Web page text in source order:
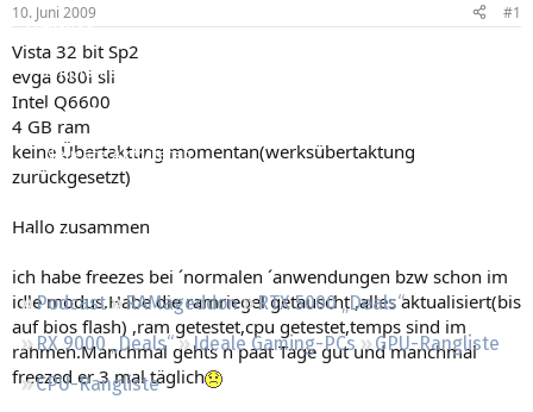
Aktuelles
Empfohlene Inhalte
Neue Beiträge
Neueste Aktivitäten
Regeln
Podcast RAMageddon
RTX 5000 „Deals“
RX 9000 „Deals“
Ideale Gaming-PCs
GPU-Rangliste
CPU-Rangliste
e
r
t
a
m
10. Juni 2009 #1
Vista 32 bit Sp2
evga 680i sli
Intel Q6600
4 GB ram
keine Übertaktung momentan(werksübertaktung
zurückgesetzt)
Hallo zusammen
ich habe freezes bei ´normalen ´anwendungen bzw schon im
idle modus.Habe die ramriegel getauscht ,alles aktualisiert(bis
auf bios flash) ,ram getestet,cpu getestet,temps sind im
rahmen.Manchmal gehts n paat Tage gut und manchmal
freezed er 3 mal täglich